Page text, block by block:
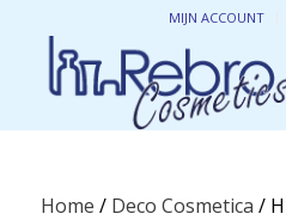
MIJN ACCOUNT
Home / Deco Cosmetica /